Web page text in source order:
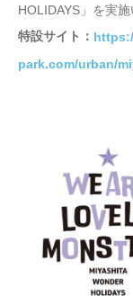
HOLIDAYS」を実施
特設サイト：
park.com/urban/